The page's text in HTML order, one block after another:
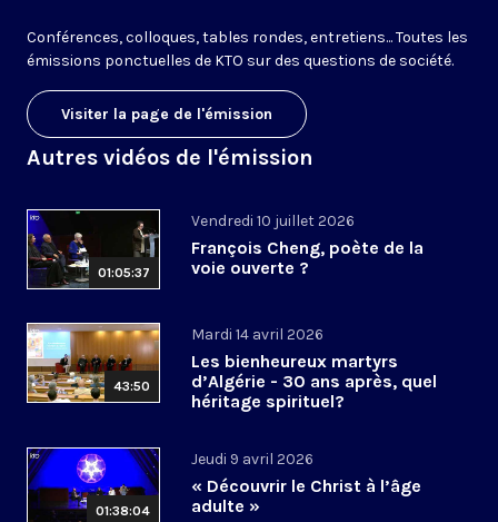
Conférences, colloques, tables rondes, entretiens... Toutes les
émissions ponctuelles de KTO sur des questions de société.
Visiter la page de l'émission
Autres vidéos de l'émission
01:05:37
Vendredi 10 juillet 2026
François Cheng, poète de la
voie ouverte ?
43:50
Mardi 14 avril 2026
Les bienheureux martyrs
d’Algérie - 30 ans après, quel
héritage spirituel?
01:38:04
Jeudi 9 avril 2026
« Découvrir le Christ à l’âge
adulte »